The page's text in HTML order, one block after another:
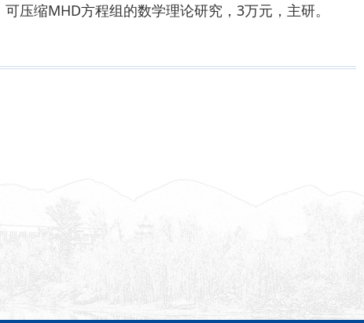
压缩MHD方程组的数学理论研究，3万元，主研。